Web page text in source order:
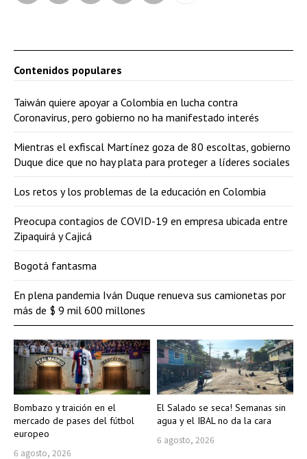
Bombazo y traición en el
mercado de pases del fútbol
europeo
6 agosto, 2026
El Salado se seca! Semanas sin
agua y el IBAL no da la cara
6 agosto, 2026
Contenidos populares
Taiwán quiere apoyar a Colombia en lucha contra
Coronavirus, pero gobierno no ha manifestado interés
Mientras el exfiscal Martínez goza de 80 escoltas, gobierno
Duque dice que no hay plata para proteger a líderes sociales
Los retos y los problemas de la educación en Colombia
Preocupa contagios de COVID-19 en empresa ubicada entre
Zipaquirá y Cajicá
Bogotá fantasma
En plena pandemia Iván Duque renueva sus camionetas por
más de $ 9 mil 600 millones